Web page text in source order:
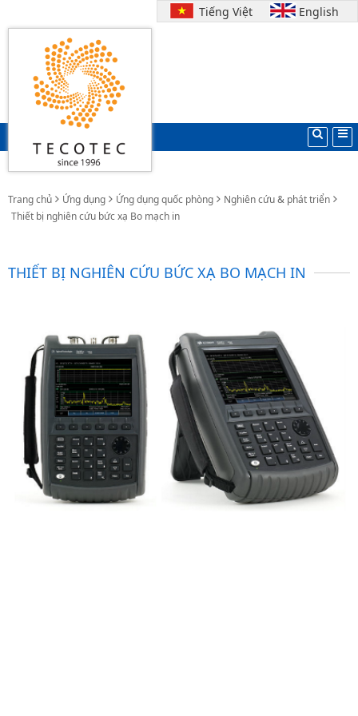
Tiếng Việt English
Trang chủ Ứng dụng Ứng dụng quốc phòng
Nghiên cứu & phát triển
Thiết bị nghiên cứu bức xạ Bo mạch in
THIẾT BỊ NGHIÊN CỨU BỨC XẠ BO MẠCH IN